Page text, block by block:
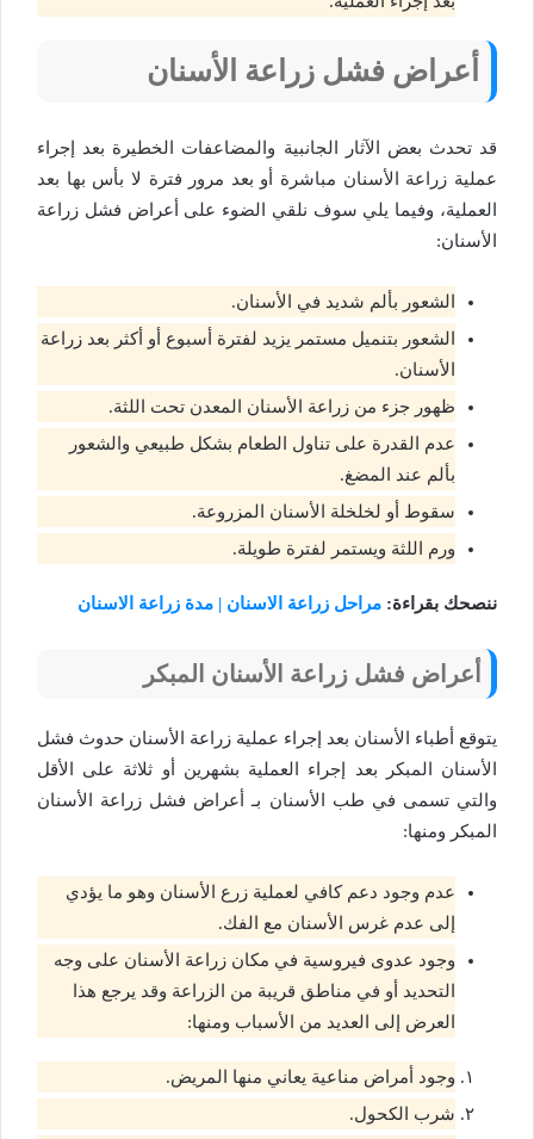
أعراض فشل زراعة الأسنان
قد تحدث بعض الآثار الجانبية والمضاعفات الخطيرة بعد إجراء
عملية زراعة الأسنان مباشرة أو بعد مرور فترة لا بأس بها بعد
العملية، وفيما يلي سوف نلقي الضوء على أعراض فشل زراعة
الأسنان:
الشعور بألم شديد في الأسنان.
الشعور بتنميل مستمر يزيد لفترة أسبوع أو أكثر بعد زراعة
الأسنان.
ظهور جزء من زراعة الأسنان المعدن تحت اللثة.
عدم القدرة على تناول الطعام بشكل طبيعي والشعور
بألم عند المضغ.
سقوط أو لخلخلة الأسنان المزروعة.
ورم اللثة ويستمر لفترة طويلة.
ننصحك بقراءة: مراحل زراعة الاسنان | مدة زراعة الاسنان
أعراض فشل زراعة الأسنان المبكر
يتوقع أطباء الأسنان بعد إجراء عملية زراعة الأسنان حدوث فشل
الأسنان المبكر بعد إجراء العملية بشهرين أو ثلاثة على الأقل
والتي تسمى في طب الأسنان بـ أعراض فشل زراعة الأسنان
المبكر ومنها:
عدم وجود دعم كافي لعملية زرع الأسنان وهو ما يؤدي
إلى عدم غرس الأسنان مع الفك.
وجود عدوى فيروسية في مكان زراعة الأسنان على وجه
التحديد أو في مناطق قريبة من الزراعة وقد يرجع هذا
العرض إلى العديد من الأسباب ومنها:
وجود أمراض مناعية يعاني منها المريض.
شرب الكحول.